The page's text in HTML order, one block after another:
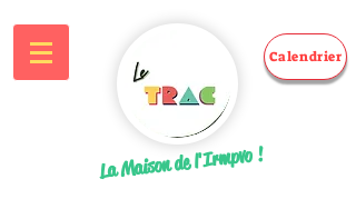
Calendrier
La Maison de l'Irmpvo !